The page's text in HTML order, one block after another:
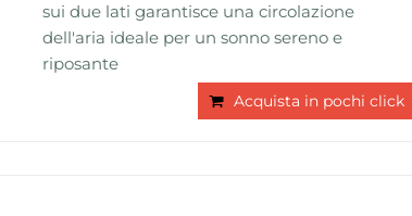
sui due lati garantisce una circolazione
dell'aria ideale per un sonno sereno e
riposante
Acquista in pochi click